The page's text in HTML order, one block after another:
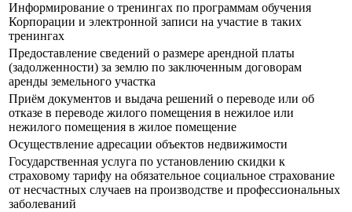
Информирование о тренингах по программам обучения
Корпорации и электронной записи на участие в таких
тренингах
Предоставление сведений о размере арендной платы
(задолженности) за землю по заключенным договорам
аренды земельного участка
Приём документов и выдача решений о переводе или об
отказе в переводе жилого помещения в нежилое или
нежилого помещения в жилое помещение
Осуществление адресации объектов недвижимости
Государственная услуга по установлению скидки к
страховому тарифу на обязательное социальное страхование
от несчастных случаев на производстве и профессиональных
заболеваний